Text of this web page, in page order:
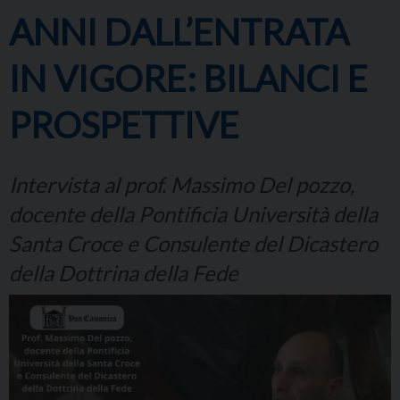
ANNI DALL’ENTRATA
IN VIGORE: BILANCI E
PROSPETTIVE
Intervista al prof. Massimo Del pozzo,
docente della Pontificia Università della
Santa Croce e Consulente del Dicastero
della Dottrina della Fede